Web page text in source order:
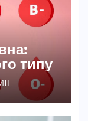
типу